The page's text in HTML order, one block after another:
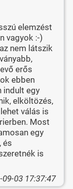
elemzést
vagyok :-)
nem látszik
erős
ebben
indult egy
elköltözés,
válás is
Most
egy
és
is
09-03 17:37:47